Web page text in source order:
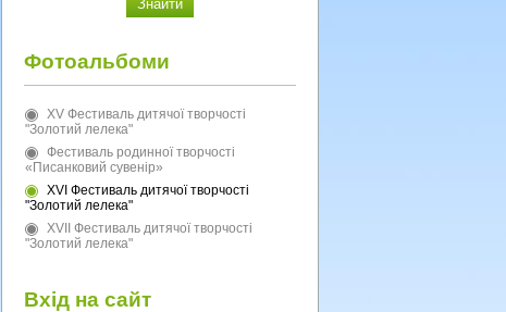
Фотоальбоми
XV Фестиваль дитячої творчості
"Золотий лелека"
Фестиваль родинної творчості
«Писанковий сувенір»
XVI Фестиваль дитячої творчості
"Золотий лелека"
XVII Фестиваль дитячої творчості
"Золотий лелека"
Вхід на сайт